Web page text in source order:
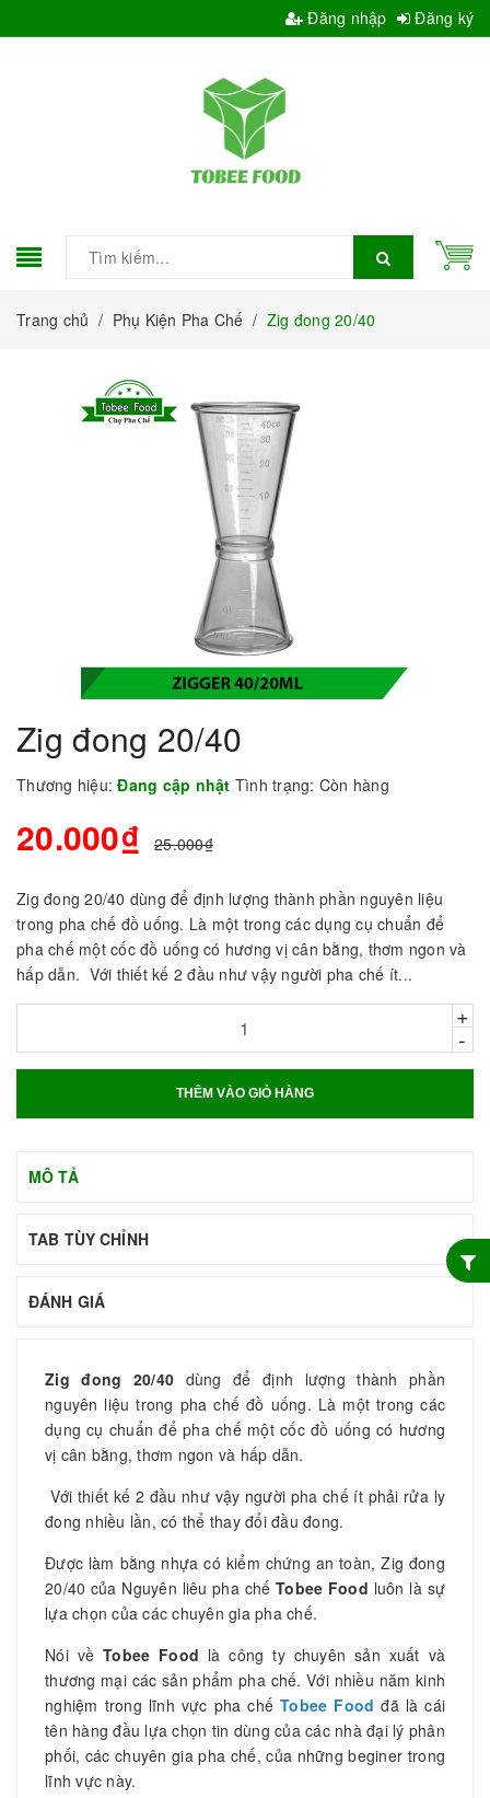
Đăng nhập Đăng ký
Trang chủ / Phụ Kiện Pha Chế / Zig đong 20/40
Zig đong 20/40
Thương hiệu: Đang cập nhật Tình trạng: Còn hàng
20.000₫ 25.000₫
Zig đong 20/40 dùng để định lượng thành phần nguyên liệu
trong pha chế đồ uống. Là một trong các dụng cụ chuẩn để
pha chế một cốc đồ uống có hương vị cân bằng, thơm ngon và
hấp dẫn. Với thiết kế 2 đầu như vậy người pha chế ít...
+
-
THÊM VÀO GIỎ HÀNG
MÔ TẢ
TAB TÙY CHỈNH
ĐÁNH GIÁ
Zig đong 20/40 dùng để định lượng thành phần
nguyên liệu trong pha chế đồ uống. Là một trong các
dụng cụ chuẩn để pha chế một cốc đồ uống có hương
vị cân bằng, thơm ngon và hấp dẫn.
Với thiết kế 2 đầu như vậy người pha chế ít phải rửa ly
đong nhiều lần, có thể thay đổi đầu đong.
Được làm bằng nhựa có kiểm chứng an toàn, Zig đong
20/40 của Nguyên liêu pha chếTobee Food luôn là sự
lựa chọn của các chuyên gia pha chế.
Nói về Tobee Food là công ty chuyên sản xuất và
thương mại các sản phẩm pha chế. Với nhiều năm kinh
nghiệm trong lĩnh vực pha chế Tobee Food đã là cái
tên hàng đầu lựa chọn tin dùng của các nhà đại lý phân
phối, các chuyên gia pha chế, của những beginer trong
lĩnh vực này.